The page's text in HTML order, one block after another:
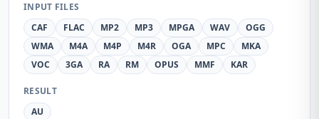
INPUT FILES
CAF
FLAC MP2 MP3 MPGA WAV
OGG
WMA
M4A M4P M4R OGA MPC
MKA
VOC
3GA RA RM OPUS MMF KAR
RESULT
AU